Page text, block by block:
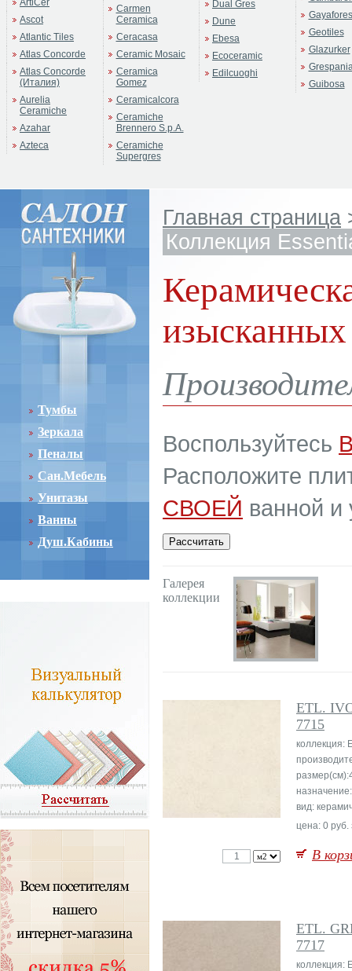
ArtiCer
Ascot
Atlantic Tiles
Atlas Concorde
Atlas Concorde
(Италия)
Aurelia
Ceramiche
Azahar
Azteca
Carmen
Ceramica
Ceracasa
Ceramic Mosaic
Ceramica
Gomez
Ceramicalcora
Ceramiche
Brennero S.p.A.
Ceramiche
Supergres
Dual Gres
Dune
Ebesa
Ecoceramic
Edilcuoghi
Gayafores
Geotiles
Glazurker
Guibosa
Тумбы
Зеркала
Пеналы
Сан.Мебель
Унитазы
Ванны
Душ.Кабины
Главная страница
Коллекция
изысканных
Воспользуйтесь
Расположите
СВОЕЙ ванной и
Галерея
коллекции
ETL.
7715
коллекция:
вид:
цена: 0 руб.
В
ETL.
7717
коллекция: